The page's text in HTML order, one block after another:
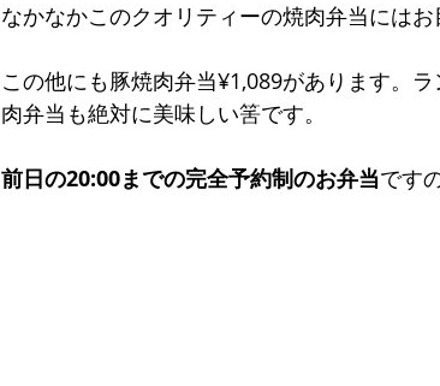
なかなかこのクオリティーの焼肉弁当にはお
この他にも豚焼肉弁当¥1,089があります。
肉弁当も絶対に美味しい筈です。
前日の20:00までの完全予約制のお弁当です